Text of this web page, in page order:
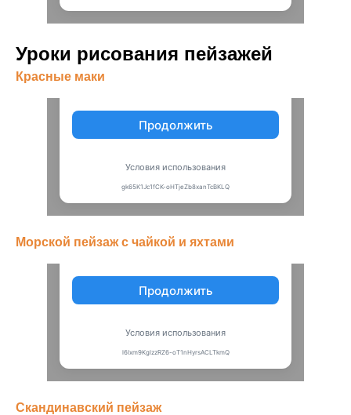
Уроки рисования пейзажей
Красные маки
Морской пейзаж с чайкой и яхтами
Скандинавский пейзаж